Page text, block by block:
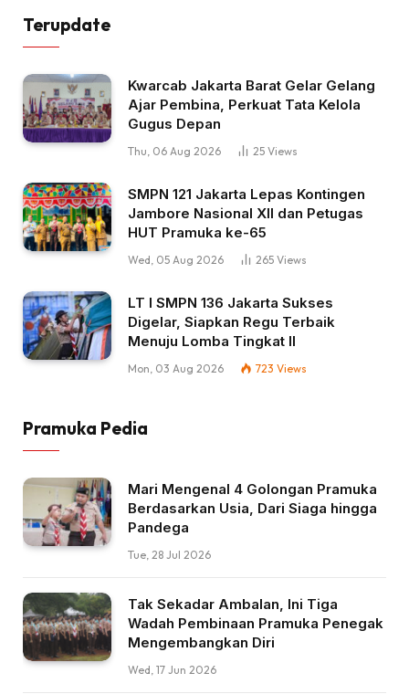
Terupdate
Kwarcab Jakarta Barat Gelar Gelang
Ajar Pembina, Perkuat Tata Kelola
Gugus Depan
Thu, 06 Aug 2026 25 Views
SMPN 121 Jakarta Lepas Kontingen
Jambore Nasional XII dan Petugas
HUT Pramuka ke-65
Wed, 05 Aug 2026 265 Views
LT I SMPN 136 Jakarta Sukses
Digelar, Siapkan Regu Terbaik
Menuju Lomba Tingkat II
Mon, 03 Aug 2026 723 Views
Pramuka Pedia
Mari Mengenal 4 Golongan Pramuka
Berdasarkan Usia, Dari Siaga hingga
Pandega
Tue, 28 Jul 2026
Tak Sekadar Ambalan, Ini Tiga
Wadah Pembinaan Pramuka Penegak
Mengembangkan Diri
Wed, 17 Jun 2026